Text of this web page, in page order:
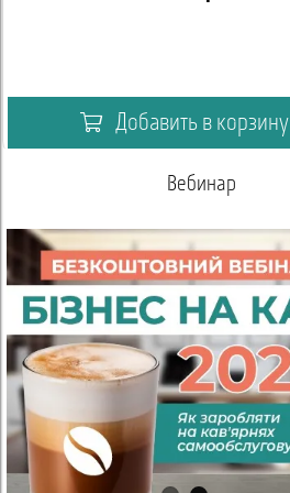
Добавить в корзину
Вебинар